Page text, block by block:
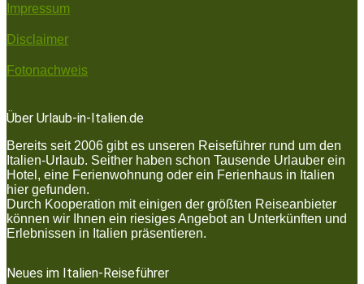
Impressum
Disclaimer
Fotonachweis
Über Urlaub-in-Italien.de
Bereits seit 2006 gibt es unseren Reiseführer rund um den
Italien-Urlaub. Seither haben schon Tausende Urlauber ein
Hotel, eine Ferienwohnung oder ein Ferienhaus in Italien
hier gefunden.
Durch Kooperation mit einigen der größten Reiseanbieter
können wir Ihnen ein riesiges Angebot an Unterkünften und
Erlebnissen in Italien präsentieren.
Neues im Italien-Reiseführer